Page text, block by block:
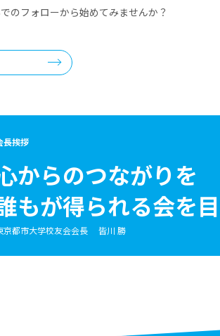
のフォローから始めてみませんか？
長挨拶
からのつながりを
もが得られる会を
京都市大学校友会会長 皆川 勝